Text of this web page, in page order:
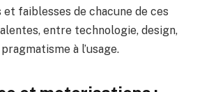
faiblesses de chacune de ces
entre technologie, design,
à l’usage.